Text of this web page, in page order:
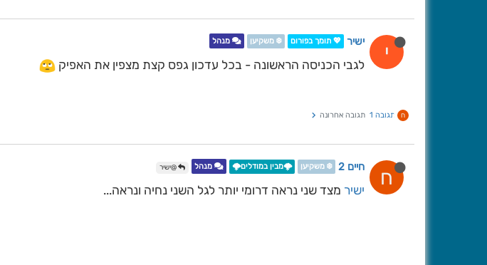
י ישיר 💖 תומך בפורום ❄️ משקיען מנהל
לגבי הכניסה הראשונה - בכל עדכון גפס קצת מצפין את האפיק
ח תגובה 1 תגובה אחרונה
ח חיים 2 ❄️ משקיען 🌩️מבין במודלים🌩️ מנהל @ישיר
ישיר מצד שני נראה דרומי יותר לגל השני נחיה ונראה...